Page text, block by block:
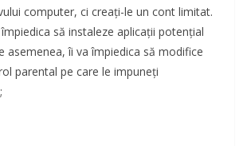
computer, ci creaţi-le un cont limitat.
să instaleze aplicaţii potenţial
asemenea, îi va împiedica să modifice
parental pe care le impuneţi